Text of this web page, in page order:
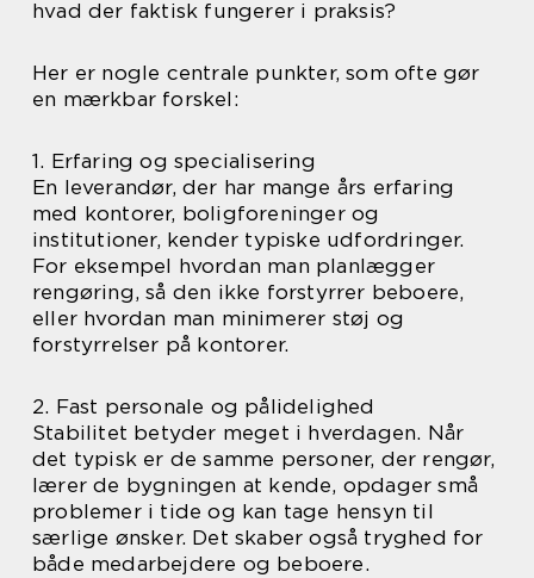
hvad der faktisk fungerer i praksis?
Her er nogle centrale punkter, som ofte gør
en mærkbar forskel:
1. Erfaring og specialisering
En leverandør, der har mange års erfaring
med kontorer, boligforeninger og
institutioner, kender typiske udfordringer.
For eksempel hvordan man planlægger
rengøring, så den ikke forstyrrer beboere,
eller hvordan man minimerer støj og
forstyrrelser på kontorer.
2. Fast personale og pålidelighed
Stabilitet betyder meget i hverdagen. Når
det typisk er de samme personer, der rengør,
lærer de bygningen at kende, opdager små
problemer i tide og kan tage hensyn til
særlige ønsker. Det skaber også tryghed for
både medarbejdere og beboere.